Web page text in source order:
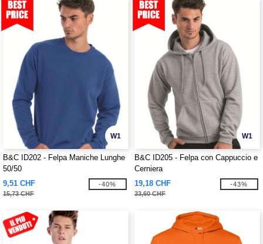
W1
B&C ID202 - Felpa Maniche Lunghe
50/50
9,51 CHF
15,73 CHF
-40%
W1
B&C ID205 - Felpa con Cappuccio e
Cerniera
19,18 CHF
33,60 CHF
-43%